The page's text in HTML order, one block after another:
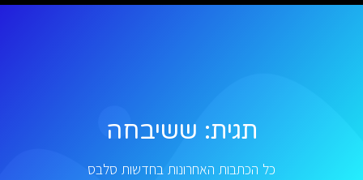
תגית: ששיבחה
כל הכתבות האחרונות בחדשות סלבס